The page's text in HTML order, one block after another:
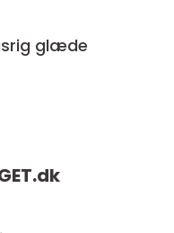
glæde
dk